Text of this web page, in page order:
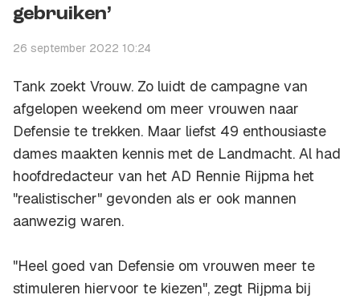
gebruiken’
26 september 2022 10:24
Tank zoekt Vrouw. Zo luidt de campagne van
afgelopen weekend om meer vrouwen naar
Defensie te trekken. Maar liefst 49 enthousiaste
dames maakten kennis met de Landmacht. Al had
hoofdredacteur van het AD Rennie Rijpma het
"realistischer" gevonden als er ook mannen
aanwezig waren.
"Heel goed van Defensie om vrouwen meer te
stimuleren hiervoor te kiezen", zegt Rijpma bij